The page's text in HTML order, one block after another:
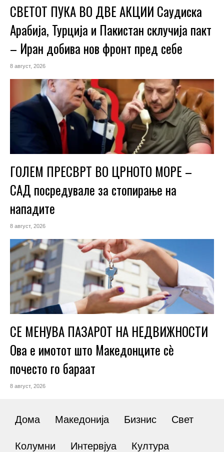
СВЕТОТ ПУКА ВО ДВЕ АКЦИИ Саудиска
Арабија, Турција и Пакистан склучија пакт
– Иран добива нов фронт пред себе
8 август, 2026
ГОЛЕМ ПРЕСВРТ ВО ЦРНОТО МОРЕ –
САД посредувале за стопирање на
нападите
8 август, 2026
СЕ МЕНУВА ПАЗАРОТ НА НЕДВИЖНОСТИ
Ова е имотот што Македонците сè
почесто го бараат
8 август, 2026
Дома Македонија Бизнис Свет
Колумни Интервјуа Култура